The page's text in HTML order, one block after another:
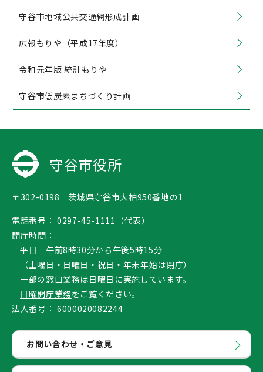
守谷市地域公共交通網形成計画
広報もりや（平成17年度）
令和元年版 統計もりや
守谷市低炭素まちづくり計画
守谷市役所
〒302-0198 茨城県守谷市大柏950番地の1
電話番号： 0297-45-1111（代表）
開庁時間：
平日 午前8時30分から午後5時15分
（土曜日・日曜日・祝日・年末年始は閉庁）
一部の窓口業務は日曜日に実施しています。
日曜開庁業務をご覧ください。
法人番号： 6000020082244
お問い合わせ・ご意見